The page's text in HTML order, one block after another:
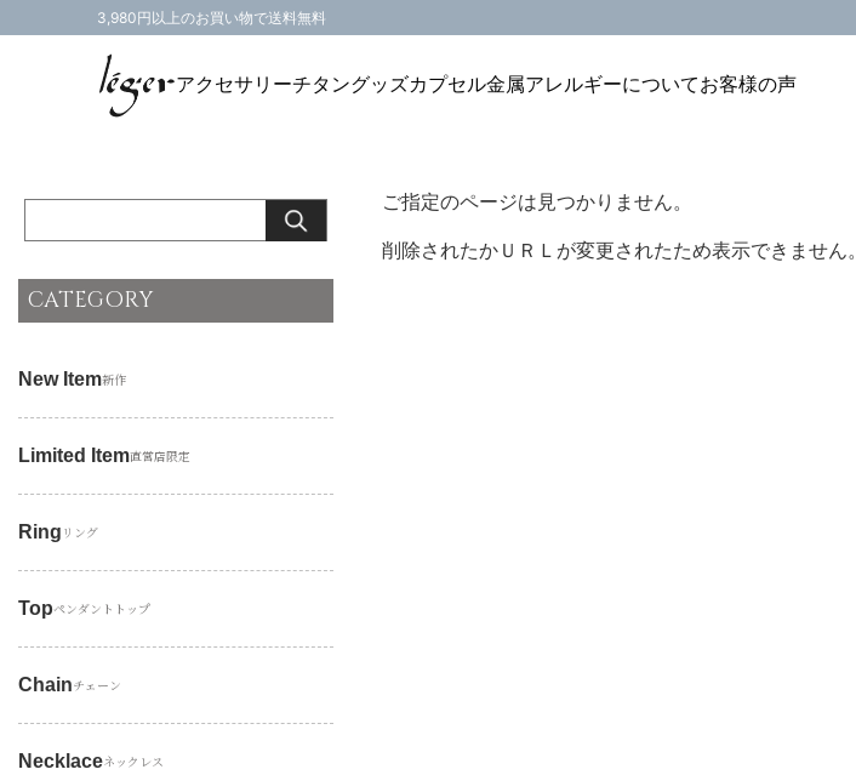
3,980円以上のお買い物で送料無料
アクセサリーチタングッズカプセル金属アレルギーについてお客様の声
ご指定のページは見つかりません。
削除されたかＵＲＬが変更されたため表示できません。
CATEGORY
New Item新作
Limited Item直営店限定
Ring リング
Topペンダントトップ
Chainチェーン
Necklaceネックレス